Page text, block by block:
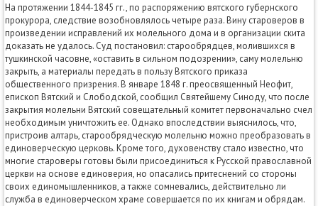
На протяжении 1844-1845 гг., по распоряжению вятского губернского
прокурора, следствие возобновлялось четыре раза. Вину староверов в
произведении исправлений их молельного дома и в организации скита
доказать не удалось. Суд постановил: старообрядцев, молившихся в
тушкинской часовне, «оставить в сильном подозрении», саму молельню
закрыть, а материалы передать в пользу Вятского приказа
общественного призрения. В январе 1848 г. преосвященный Неофит,
епископ Вятский и Слободской, сообщил Святейшему Синоду, что после
закрытия молельни Вятский совещательный комитет первоначально счел
необходимым уничтожить ее. Однако впоследствии выяснилось, что,
пристроив алтарь, старообрядческую молельню можно преобразовать в
единоверческую церковь. Кроме того, духовенству стало известно, что
многие староверы готовы были присоединиться к Русской православной
церкви на основе единоверия, но опасались притеснений со стороны
своих единомышленников, а также сомневались, действительно ли
служба в единоверческом храме совершается по их книгам и обрядам.